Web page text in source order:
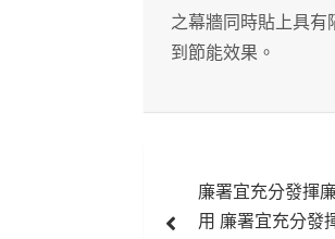
之幕牆同時貼上具有
到節能效果。
章
廉署宜充分發揮
用 廉署宜充分發